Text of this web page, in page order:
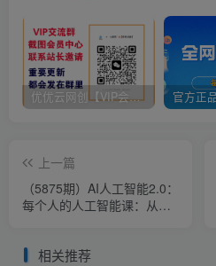
优优云网创【VIP会员专属交流群】
上一篇
（5875期）AI人工智能2.0：
每个人的人工智能课：从现
相关推荐